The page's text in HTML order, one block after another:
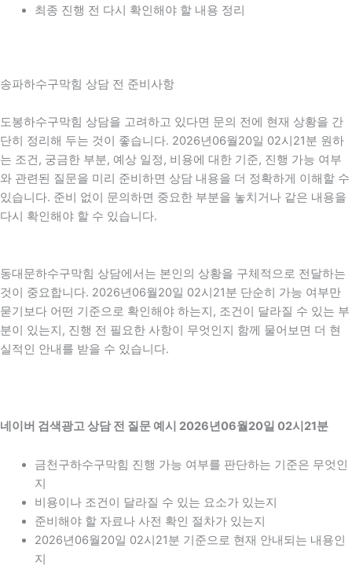
최종 진행 전 다시 확인해야 할 내용 정리
송파하수구막힘 상담 전 준비사항
도봉하수구막힘 상담을 고려하고 있다면 문의 전에 현재 상황을 간
단히 정리해 두는 것이 좋습니다. 2026년06월20일 02시21분 원하
는 조건, 궁금한 부분, 예상 일정, 비용에 대한 기준, 진행 가능 여부
와 관련된 질문을 미리 준비하면 상담 내용을 더 정확하게 이해할 수
있습니다. 준비 없이 문의하면 중요한 부분을 놓치거나 같은 내용을
다시 확인해야 할 수 있습니다.
동대문하수구막힘 상담에서는 본인의 상황을 구체적으로 전달하는
것이 중요합니다. 2026년06월20일 02시21분 단순히 가능 여부만
묻기보다 어떤 기준으로 확인해야 하는지, 조건이 달라질 수 있는 부
분이 있는지, 진행 전 필요한 사항이 무엇인지 함께 물어보면 더 현
실적인 안내를 받을 수 있습니다.
네이버 검색광고 상담 전 질문 예시 2026년06월20일 02시21분
금천구하수구막힘 진행 가능 여부를 판단하는 기준은 무엇인
지
비용이나 조건이 달라질 수 있는 요소가 있는지
준비해야 할 자료나 사전 확인 절차가 있는지
2026년06월20일 02시21분 기준으로 현재 안내되는 내용인
지